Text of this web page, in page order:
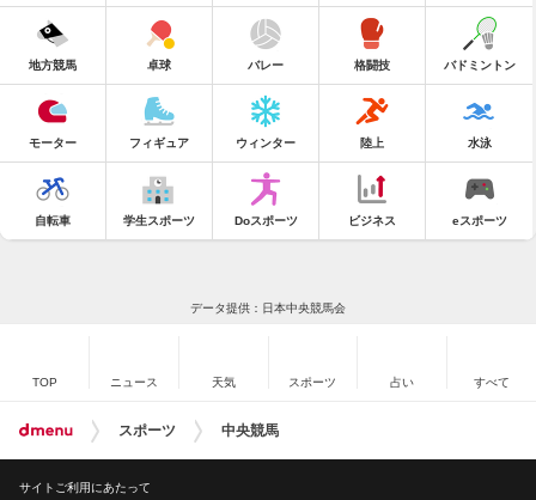
地方競馬 卓球 バレー 格闘技 バドミントン
モーター フィギュア ウィンター 陸上 水泳
自転車 学生スポーツ Doスポーツ ビジネス eスポーツ
データ提供：日本中央競馬会
TOP ニュース 天気 スポーツ 占い すべて
スポーツ 中央競馬
サイトご利用にあたって